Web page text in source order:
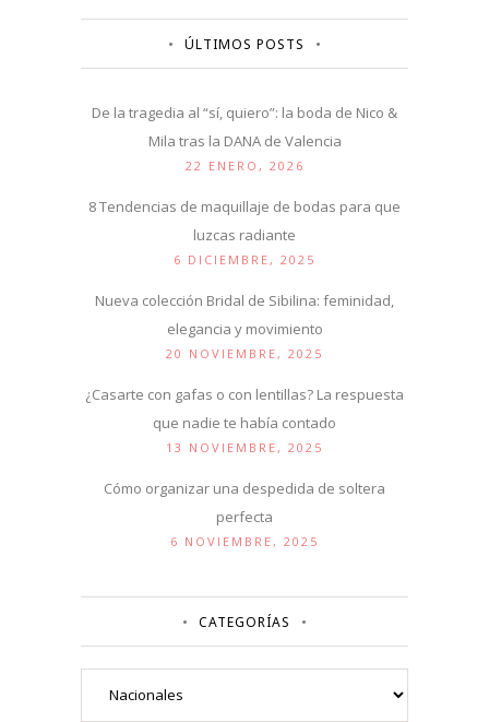
ÚLTIMOS POSTS
De la tragedia al “sí, quiero”: la boda de Nico &
Mila tras la DANA de Valencia
22 ENERO, 2026
8 Tendencias de maquillaje de bodas para que
luzcas radiante
6 DICIEMBRE, 2025
Nueva colección Bridal de Sibilina: feminidad,
elegancia y movimiento
20 NOVIEMBRE, 2025
¿Casarte con gafas o con lentillas? La respuesta
que nadie te había contado
13 NOVIEMBRE, 2025
Cómo organizar una despedida de soltera
perfecta
6 NOVIEMBRE, 2025
CATEGORÍAS